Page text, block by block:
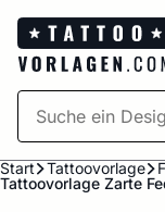
Zum
Inhalt
springen
Start Tattoovorlage
Tattoovorlage Zarte